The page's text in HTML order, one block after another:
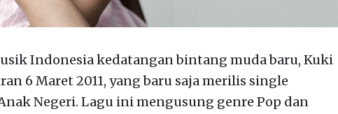
Indonesia kedatangan bintang muda baru, Kuki
6 Maret 2011, yang baru saja merilis single
Negeri. Lagu ini mengusung genre Pop dan